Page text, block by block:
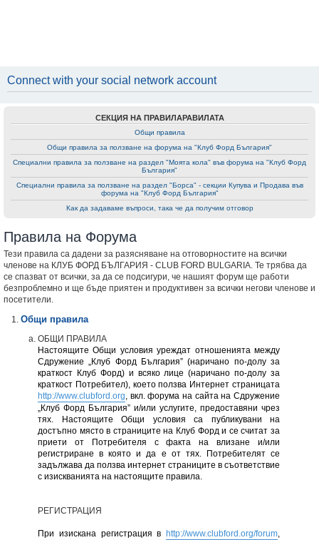
Connect with your social network account
СЕКЦИЯ НА ПРАВИЛАРАВИЛАТА
Общи правила
Общи правила за ползване на форумa на "Клуб Форд България"
Специални правила за ползване на раздел "Моята кола" във форумa на "Клуб Форд
България"
Специални правила за ползване на раздел "Борса" - секции Купува и Продава във
форумa на "Клуб Форд България"
Как да задаваме въпроси, така че да получим отговор
Правила на Форума
Тези правила са дадени за разясняване на отговорностите на всички
членове на КЛУБ ФОРД БЪЛГАРИЯ - CLUB FORD BULGARIA. Те трябва да
се спазват от всички, за да се подсигури, че нашият форум ще работи
безпроблемно и ще бъде приятен и продуктивен за всички негови членове и
посетители.
Общи правила
ОБЩИ ПРАВИЛА
Настоящите Общи условия уреждат отношенията между
Сдружение „Клуб Форд България” (наричано по-долу за
краткост Клуб Форд) и всяко лице (наричано по-долу за
краткост Потребител), което ползва Интернет страницата
http://www.clubford.org, вкл. форума на сайта на Сдружение
„Клуб Форд България” и/или услугите, предоставяни чрез
тях. Настоящите Общи условия са публикувани на
достъпно място в страниците на Клуб Форд и се считат за
приети от Потребителя с факта на влизане и/или
регистриране в която и да е от тях. Потребителят се
задължава да ползва интернет страниците в съответствие
с изискванията на настоящите правила.
РЕГИСТРАЦИЯ
При изискана регистрация в http://www.clubford.org/forum,